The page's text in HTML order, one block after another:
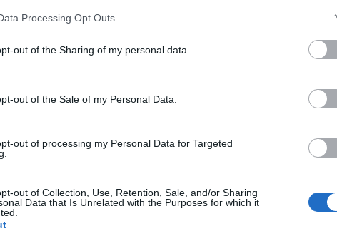
Processing Opt Outs
out of the Sharing of my personal data.
out of the Sale of my Personal Data.
out of processing my Personal Data for Targeted
out of Collection, Use, Retention, Sale, and/or Sharing
Data that Is Unrelated with the Purposes for which it